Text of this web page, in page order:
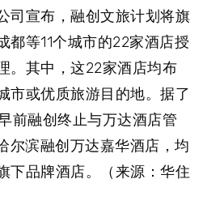
司宣布，融创文旅计划将旗
都等11个城市的22家酒店授
。其中，这22家酒店均布
市或优质旅游目的地。据了
前融创终止与万达酒店管
尔滨融创万达嘉华酒店，均
下品牌酒店。（来源：华住